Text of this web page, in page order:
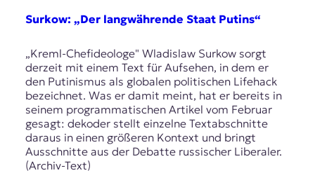
Surkow: „Der langwährende Staat Putins“
„Kreml-Chefideologe" Wladislaw Surkow sorgt
derzeit mit einem Text für Aufsehen, in dem er
den Putinismus als globalen politischen Lifehack
bezeichnet. Was er damit meint, hat er bereits in
seinem programmatischen Artikel vom Februar
gesagt: dekoder stellt einzelne Textabschnitte
daraus in einen größeren Kontext und bringt
Ausschnitte aus der Debatte russischer Liberaler.
(Archiv-Text)